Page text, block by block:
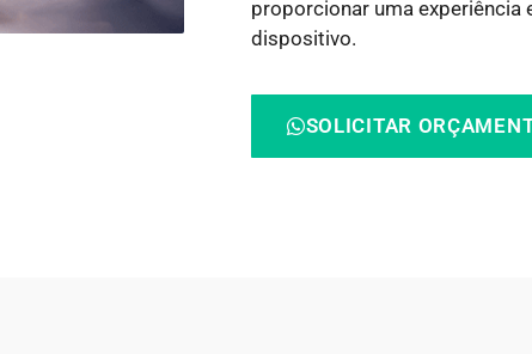
proporcionar uma experiência
dispositivo.
SOLICITAR